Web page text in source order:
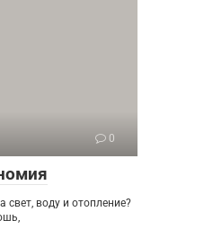
0
свет, воду и отопление?